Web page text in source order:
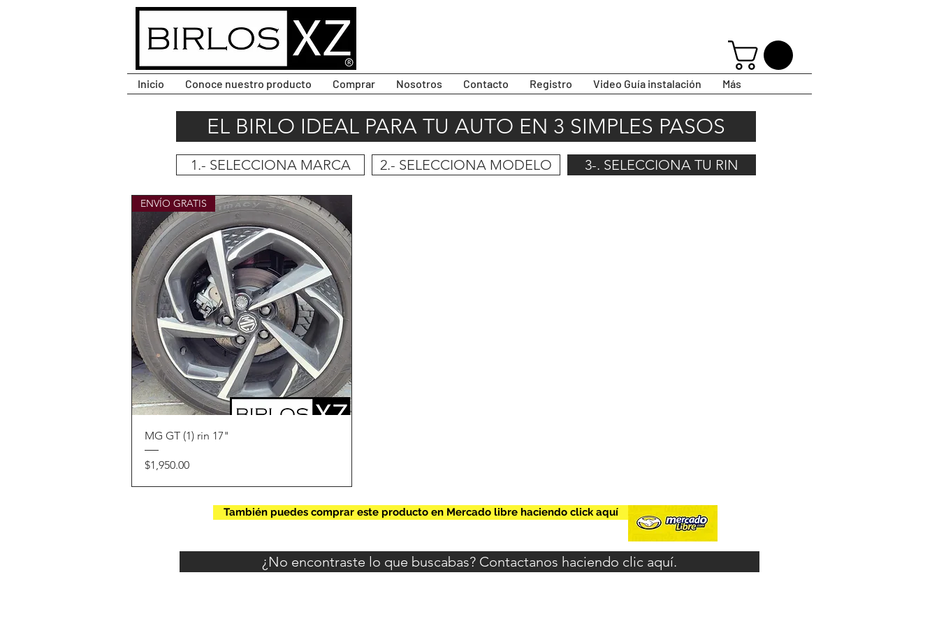
CLIC PARA DESPLEGAR
MENÚ.
Inicio Conoce nuestro producto Comprar Nosotros Contacto Registro Video Guía instalación Más
EL BIRLO IDEAL PARA TU AUTO EN 3 SIMPLES PASOS
1.- SELECCIONA MARCA 2.- SELECCIONA MODELO 3-. SELECCIONA TU RIN
Vista rápida
ENVÍO GRATIS
MG GT (1) rin 17"
Precio
$1,950.00
También puedes comprar este producto en Mercado libre haciendo click aquí
¿No encontraste lo que buscabas? Contactanos haciendo clic aquí.